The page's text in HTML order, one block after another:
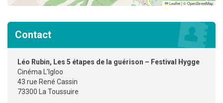
Leaflet|©OpenStreetMap
Contact
Léo Rubin, Les 5 étapes de la guérison – Festival Hygge
Cinéma L'Igloo
43 rue René Cassin
73300 La Toussuire